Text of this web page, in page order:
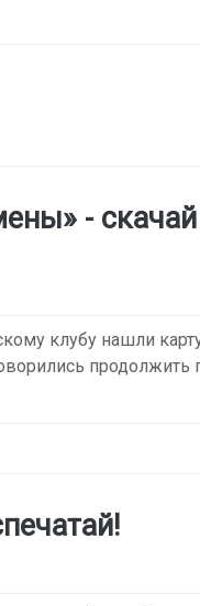
-
клубу нашли
продолжить